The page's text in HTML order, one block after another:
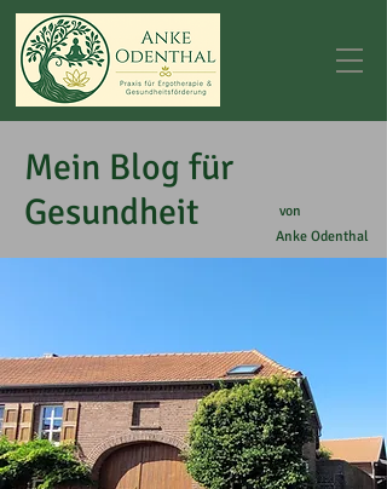
Mein Blog für
Gesundheit
von
Anke Odenthal